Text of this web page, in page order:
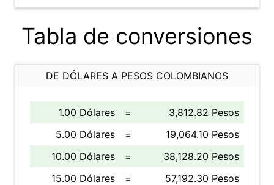
Tabla de conversiones
DE DÓLARES A PESOS COLOMBIANOS
1.00 Dólares =
3,812.82 Pesos
5.00 Dólares
=
19,064.10 Pesos
10.00 Dólares
=
38,128.20 Pesos
15.00 Dólares
=
57,192.30 Pesos